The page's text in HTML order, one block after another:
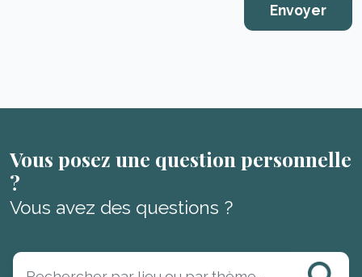
Vous posez une question personnelle
?
Vous avez des questions ?